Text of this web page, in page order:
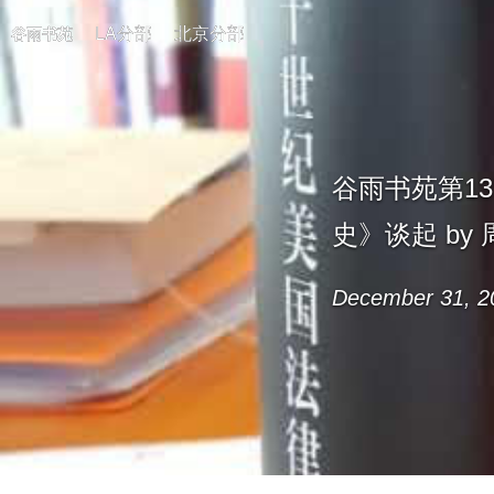
谷雨书苑 LA分部 北京分部
谷雨书苑第
史》谈起 by
December 31,